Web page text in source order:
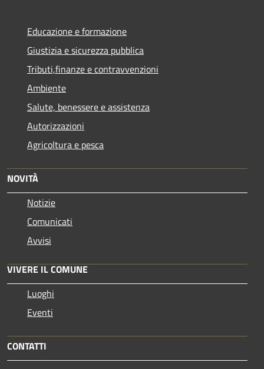
Educazione e formazione
Giustizia e sicurezza pubblica
Tributi,finanze e contravvenzioni
Ambiente
Salute, benessere e assistenza
Autorizzazioni
Agricoltura e pesca
NOVITÀ
Notizie
Comunicati
Avvisi
VIVERE IL COMUNE
Luoghi
Eventi
CONTATTI